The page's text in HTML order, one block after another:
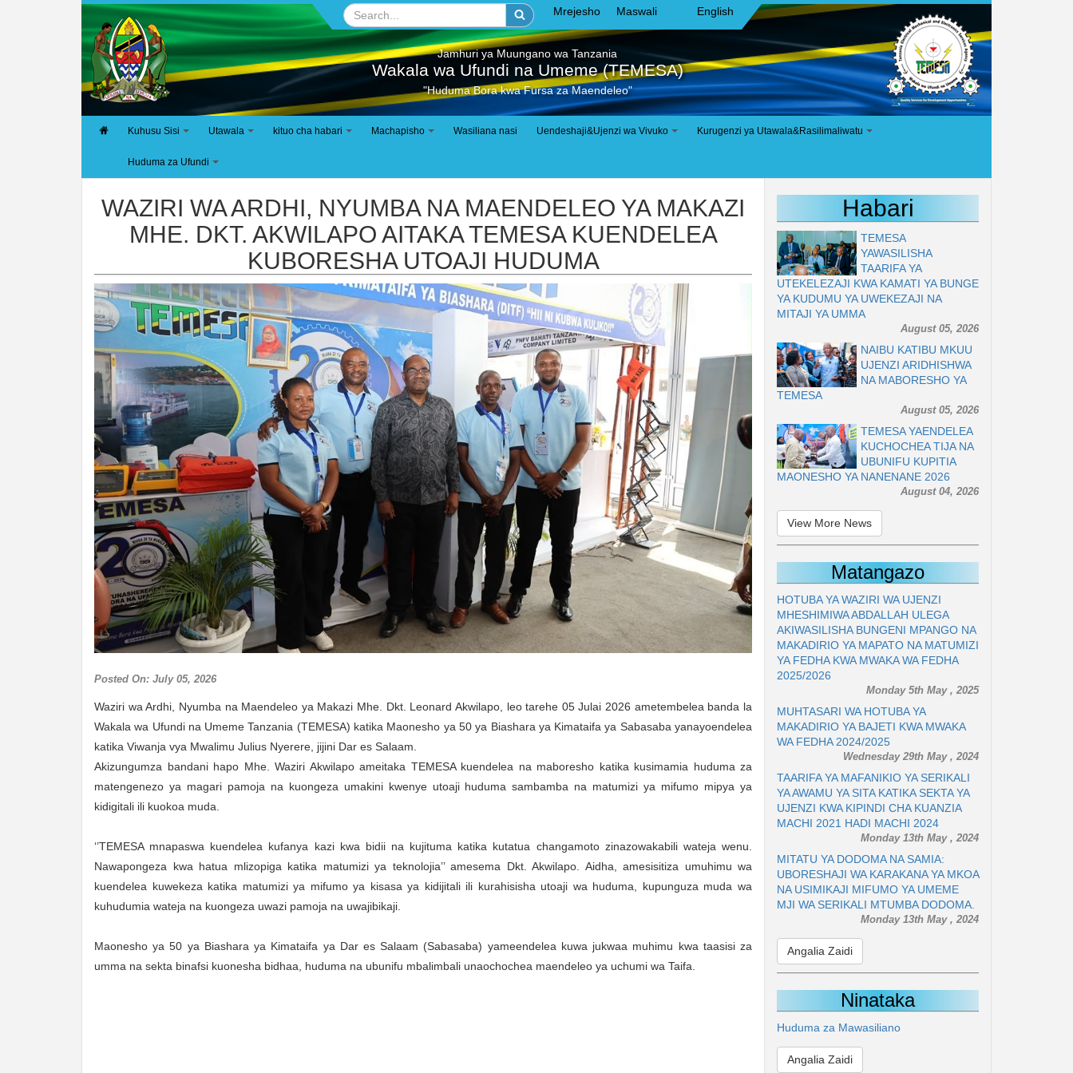
English
Maswali
Mrejesho
Jamhuri ya Muungano wa Tanzania
Wakala wa Ufundi na Umeme (TEMESA)
"Huduma Bora kwa Fursa za Maendeleo"
Kuhusu Sisi Utawala kituo cha habari Machapisho Wasiliana nasi Uendeshaji&Ujenzi wa Vivuko Kurugenzi ya Utawala&Rasilimaliwatu
+
Huduma za Ufundi
WAZIRI WA ARDHI, NYUMBA NA MAENDELEO YA MAKAZI
MHE. DKT. AKWILAPO AITAKA TEMESA KUENDELEA
KUBORESHA UTOAJI HUDUMA
Posted On: July 05, 2026
Waziri wa Ardhi, Nyumba na Maendeleo ya Makazi Mhe. Dkt. Leonard Akwilapo, leo tarehe 05 Julai 2026 ametembelea banda la
Wakala wa Ufundi na Umeme Tanzania (TEMESA) katika Maonesho ya 50 ya Biashara ya Kimataifa ya Sabasaba yanayoendelea
katika Viwanja vya Mwalimu Julius Nyerere, jijini Dar es Salaam.
Akizungumza bandani hapo Mhe. Waziri Akwilapo ameitaka TEMESA kuendelea na maboresho katika kusimamia huduma za
matengenezo ya magari pamoja na kuongeza umakini kwenye utoaji huduma sambamba na matumizi ya mifumo mipya ya
kidigitali ili kuokoa muda.
‘’TEMESA mnapaswa kuendelea kufanya kazi kwa bidii na kujituma katika kutatua changamoto zinazowakabili wateja wenu.
Nawapongeza kwa hatua mlizopiga katika matumizi ya teknolojia’’ amesema Dkt. Akwilapo. Aidha, amesisitiza umuhimu wa
kuendelea kuwekeza katika matumizi ya mifumo ya kisasa ya kidijitali ili kurahisisha utoaji wa huduma, kupunguza muda wa
kuhudumia wateja na kuongeza uwazi pamoja na uwajibikaji.
Maonesho ya 50 ya Biashara ya Kimataifa ya Dar es Salaam (Sabasaba) yameendelea kuwa jukwaa muhimu kwa taasisi za
umma na sekta binafsi kuonesha bidhaa, huduma na ubunifu mbalimbali unaochochea maendeleo ya uchumi wa Taifa.
Habari
TEMESA
YAWASILISHA
TAARIFA YA
UTEKELEZAJI KWA KAMATI YA BUNGE
YA KUDUMU YA UWEKEZAJI NA
MITAJI YA UMMA
August 05, 2026
NAIBU KATIBU MKUU
UJENZI ARIDHISHWA
NA MABORESHO YA
TEMESA
August 05, 2026
TEMESA YAENDELEA
KUCHOCHEA TIJA NA
UBUNIFU KUPITIA
MAONESHO YA NANENANE 2026
August 04, 2026
View More News
Matangazo
HOTUBA YA WAZIRI WA UJENZI
MHESHIMIWA ABDALLAH ULEGA
AKIWASILISHA BUNGENI MPANGO NA
MAKADIRIO YA MAPATO NA MATUMIZI
YA FEDHA KWA MWAKA WA FEDHA
2025/2026
Monday 5th May , 2025
MUHTASARI WA HOTUBA YA
MAKADIRIO YA BAJETI KWA MWAKA
WA FEDHA 2024/2025
Wednesday 29th May , 2024
TAARIFA YA MAFANIKIO YA SERIKALI
YA AWAMU YA SITA KATIKA SEKTA YA
UJENZI KWA KIPINDI CHA KUANZIA
MACHI 2021 HADI MACHI 2024
Monday 13th May , 2024
MITATU YA DODOMA NA SAMIA:
UBORESHAJI WA KARAKANA YA MKOA
NA USIMIKAJI MIFUMO YA UMEME
MJI WA SERIKALI MTUMBA DODOMA.
Monday 13th May , 2024
Angalia Zaidi
Ninataka
Huduma za Mawasiliano
Angalia Zaidi